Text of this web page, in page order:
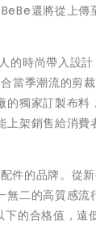
BeBe還將從上
時尚帶入設計
當季潮流的剪
獨家訂製布料
架銷售給消費
的品牌。從新
無二的高質感流
的合格值，遠